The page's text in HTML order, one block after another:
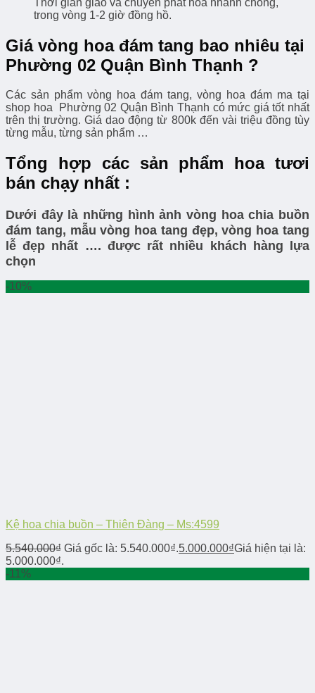
trong vòng 1-2 giờ đồng hồ.
Giá vòng hoa đám tang bao nhiêu tại
Phường 02 Quận Bình Thạnh ?
Các sản phẩm vòng hoa đám tang, vòng hoa đám ma tại
shop hoa Phường 02 Quận Bình Thạnh có mức giá tốt nhất
trên thị trường. Giá dao động từ 800k đến vài triệu đồng tùy
từng mẫu, từng sản phẩm …
Tổng hợp các sản phẩm hoa tươi
bán chạy nhất :
Dưới đây là những hình ảnh vòng hoa chia buồn
đám tang, mẫu vòng hoa tang đẹp, vòng hoa tang
lễ đẹp nhất …. được rất nhiều khách hàng lựa
chọn
-10%
Kệ hoa chia buồn – Thiên Đàng – Ms:4599
5.540.000₫ Giá gốc là: 5.540.000₫.5.000.000₫Giá hiện tại là:
5.000.000₫.
-11%